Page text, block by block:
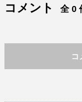
コメント 全 0
コ